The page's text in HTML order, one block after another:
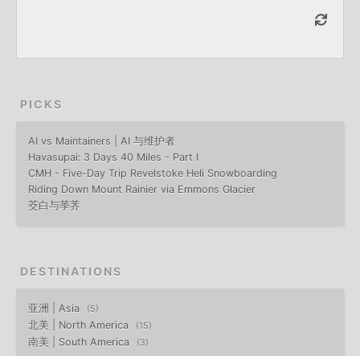
PICKS
AI vs Maintainers | AI 与维护者
Havasupai: 3 Days 40 Miles - Part I
CMH - Five-Day Trip Revelstoke Heli Snowboarding
Riding Down Mount Rainier via Emmons Glacier
茭白与荸荠
DESTINATIONS
亚洲 | Asia 5
北美 | North America 15
南美 | South America 3